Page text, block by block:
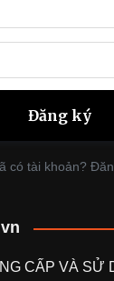
có tài khoản?
CẤP VÀ SỬ